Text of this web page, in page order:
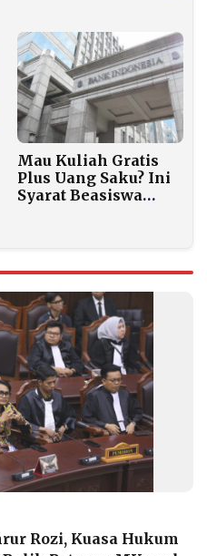
Pemberhentian Gus
Yahya
Mau Kuliah Gratis
Plus Uang Saku? Ini
Syarat Beasiswa
Rozi, Kuasa Hukum